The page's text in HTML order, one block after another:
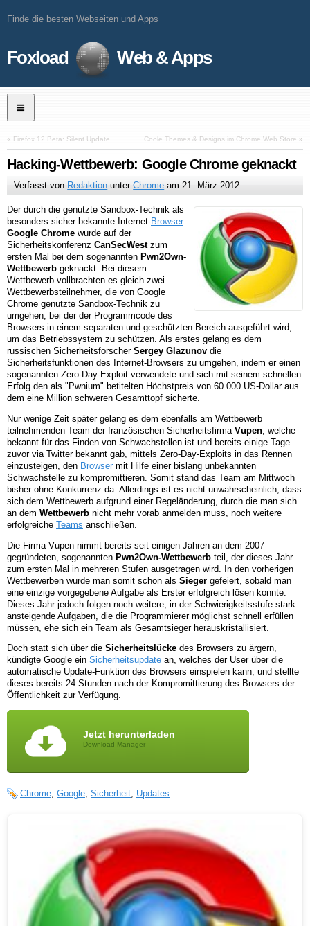
Finde die besten Webseiten und Apps
Foxload Web & Apps
« Firefox 12 Beta: Silent Update Coole Themes & Designs im Chrome Web Store »
Hacking-Wettbewerb: Google Chrome geknackt
Verfasst von Redaktion unterChrome am21. März 2012
Der durch die genutzte Sandbox-Technik als
besonders sicher bekannte Internet-Browser
Google Chrome wurde auf der
Sicherheitskonferenz CanSecWestzum
ersten Mal bei dem sogenannten Pwn2Own-
Wettbewerb geknackt. Bei diesem
Wettbewerb vollbrachten es gleich zwei
Wettbewerbsteilnehmer, die von Google
Chrome genutzte Sandbox-Technik zu
umgehen, bei der der Programmcode des
Browsers in einem separaten und geschützten Bereich ausgeführt wird,
um das Betriebssystem zu schützen. Als erstes gelang es dem
russischen Sicherheitsforscher Sergey Glazunov die
Sicherheitsfunktionen des Internet-Browsers zu umgehen, indem er einen
sogenannten Zero-Day-Exploit verwendete und sich mit seinem schnellen
Erfolg den als "Pwnium" betitelten Höchstpreis von 60.000 US-Dollar aus
dem eine Million schweren Gesamttopf sicherte.
Nur wenige Zeit später gelang es dem ebenfalls am Wettbewerb
teilnehmenden Team der französischen Sicherheitsfirma Vupen , welche
bekannt für das Finden von Schwachstellen ist und bereits einige Tage
zuvor via Twitter bekannt gab, mittels Zero-Day-Exploits in das Rennen
einzusteigen, den Browser mit Hilfe einer bislang unbekannten
Schwachstelle zu kompromittieren. Somit stand das Team am Mittwoch
bisher ohne Konkurrenz da. Allerdings ist es nicht unwahrscheinlich, dass
sich dem Wettbewerb aufgrund einer Regeländerung, durch die man sich
an dem Wettbewerb nicht mehr vorab anmelden muss, noch weitere
erfolgreiche Teams anschließen.
Die Firma Vupen nimmt bereits seit einigen Jahren an dem 2007
gegründeten, sogenannten Pwn2Own-Wettbewerb teil, der dieses Jahr
zum ersten Mal in mehreren Stufen ausgetragen wird. In den vorherigen
Wettbewerben wurde man somit schon als Sieger gefeiert, sobald man
eine einzige vorgegebene Aufgabe als Erster erfolgreich lösen konnte.
Dieses Jahr jedoch folgen noch weitere, in der Schwierigkeitsstufe stark
ansteigende Aufgaben, die die Programmierer möglichst schnell erfüllen
müssen, ehe sich ein Team als Gesamtsieger herauskristallisiert.
Doch statt sich über die Sicherheitslücke des Browsers zu ärgern,
kündigte Google ein Sicherheitsupdate an, welches der User über die
automatische Update-Funktion des Browsers einspielen kann, und stellte
dieses bereits 24 Stunden nach der Kompromittierung des Browsers der
Öffentlichkeit zur Verfügung.
Jetzt herunterladen
Download Manager
Chrome, Google, Sicherheit, Updates